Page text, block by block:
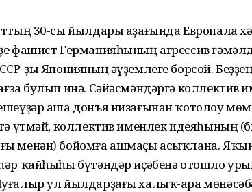
30-сы йылдары аҙа­ғында Европала
фашист Германияһының агрессив
ҙы Японияның әүҙемлеге борсой.
булып инә. Сәйәсмәндәргә коллектив
аша донъя низағынан ҡотолоу
үтмәй, коллектив именлек идеяһының
менән) бойомға ашмаҫы асыҡлана.
ҡайһыһы бүтәндәр иҫәбенә отошло
ул йылдарҙағы халыҡ-ара